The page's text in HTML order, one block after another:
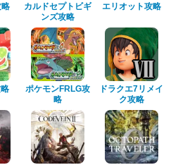
カルドセプトビギ
ンズ攻略
エリオット攻略
ポケモンFRLG攻
略
ドラクエ7リメイ
ク攻略